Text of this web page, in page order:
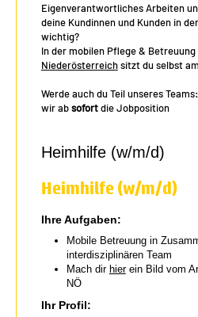
Eigenverantwortliches Arbeiten
deine Kundinnen und Kunden in
wichtig?
In der mobilen Pflege & Betreuung
Niederösterreichsitzt du selbst
Werde auch du Teil unseres
wir absofortdie Jobposition
Heimhilfe (w/m/d)
Heimhilfe (w/m/d)
Ihre Aufgaben:
Mobile Betreuung in
interdisziplinären Team
Mach dir hierein Bild vom
NÖ
Ihr Profil: